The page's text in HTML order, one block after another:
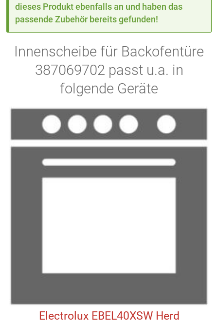
dieses Produkt ebenfalls an und haben das
passende Zubehör bereits gefunden!
Innenscheibe für Backofentüre
387069702 passt u.a. in
folgende Geräte
Electrolux EBEL40XSW Herd